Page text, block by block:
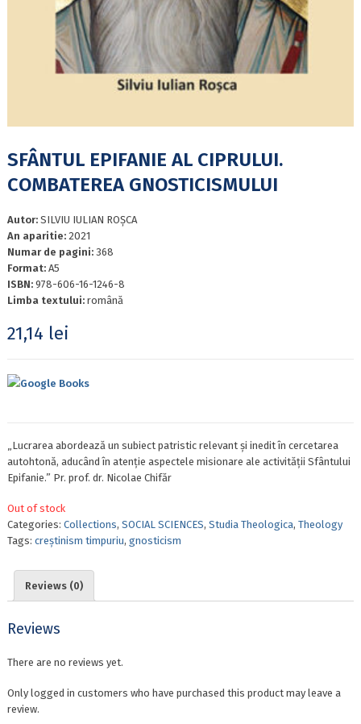
SFÂNTUL EPIFANIE AL CIPRULUI.
COMBATEREA GNOSTICISMULUI
Autor: SILVIU IULIAN ROȘCA
An aparitie: 2021
Numar de pagini: 368
Format: A5
ISBN: 978-606-16-1246-8
Limba textului: română
21,14 lei
Google Books
„Lucrarea abordează un subiect patristic relevant și inedit în cercetarea
autohtonă, aducând în atenție aspectele misionare ale activității Sfântului
Epifanie.” Pr. prof. dr. Nicolae Chifăr
Out of stock
Categories: Collections, SOCIAL SCIENCES, Studia Theologica, Theology
Tags: creștinism timpuriu, gnosticism
Reviews (0)
Reviews
There are no reviews yet.
Only logged in customers who have purchased this product may leave a
review.